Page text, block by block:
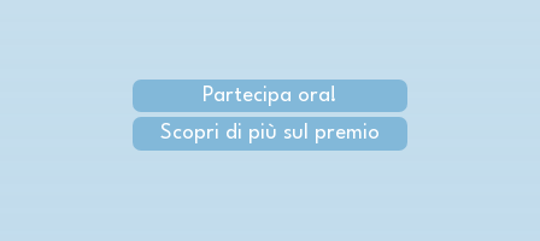
Partecipa ora!
Scopri di più sul premio